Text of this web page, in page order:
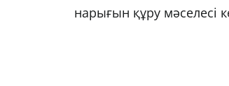
нарығын құру мәселесі